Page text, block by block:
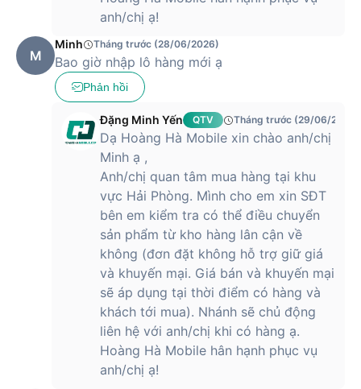
anh/chị ạ!
M
Minh Tháng trước (28/06/2026)
Bao giờ nhập lô hàng mới ạ
Phản hồi
Đặng Minh Yến QTV Tháng trước (29/06/2026)
Dạ Hoàng Hà Mobile xin chào anh/chị
Minh ạ ,
Anh/chị quan tâm mua hàng tại khu
vực Hải Phòng. Mình cho em xin SĐT
bên em kiểm tra có thể điều chuyển
sản phẩm từ kho hàng lân cận về
không (đơn đặt không hỗ trợ giữ giá
và khuyến mại. Giá bán và khuyến mại
sẽ áp dụng tại thời điểm có hàng và
khách tới mua). Nhánh sẽ chủ động
liên hệ với anh/chị khi có hàng ạ.
Hoàng Hà Mobile hân hạnh phục vụ
anh/chị ạ!